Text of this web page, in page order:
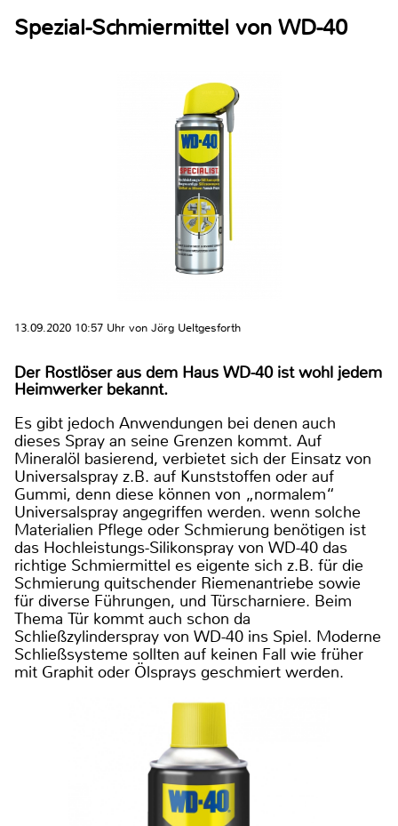
Spezial-Schmiermittel von WD-40
13.09.2020 10:57 Uhr von Jörg Ueltgesforth
Der Rostlöser aus dem Haus WD-40 ist wohl jedem
Heimwerker bekannt.
Es gibt jedoch Anwendungen bei denen auch
dieses Spray an seine Grenzen kommt. Auf
Mineralöl basierend, verbietet sich der Einsatz von
Universalspray z.B. auf Kunststoffen oder auf
Gummi, denn diese können von „normalem“
Universalspray angegriffen werden. wenn solche
Materialien Pflege oder Schmierung benötigen ist
das Hochleistungs-Silikonspray von WD-40 das
richtige Schmiermittel es eigente sich z.B. für die
Schmierung quitschender Riemenantriebe sowie
für diverse Führungen, und Türscharniere. Beim
Thema Tür kommt auch schon da
Schließzylinderspray von WD-40 ins Spiel. Moderne
Schließsysteme sollten auf keinen Fall wie früher
mit Graphit oder Ölsprays geschmiert werden.